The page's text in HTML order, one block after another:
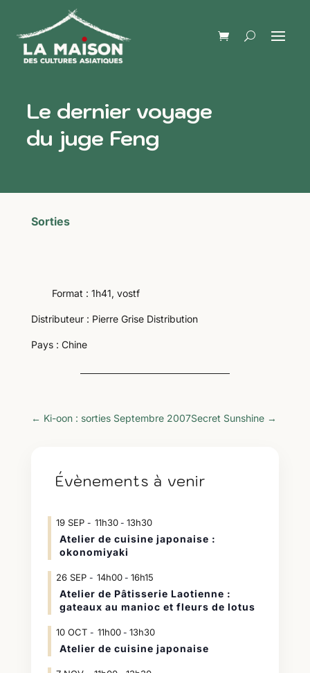
Le dernier voyage
du juge Feng
Sorties
Format : 1h41, vostf
Distributeur : Pierre Grise Distribution
Pays : Chine
← Ki-oon : sorties Septembre 2007Secret Sunshine→
Évènements à venir
19 SEP 11h30- 13h30
Atelier de cuisine japonaise :
okonomiyaki
26 SEP 14h00- 16h15
Atelier de Pâtisserie Laotienne :
gateaux au manioc et fleurs de lotus
10 OCT 11h00- 13h30
Atelier de cuisine japonaise